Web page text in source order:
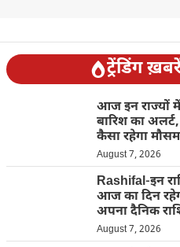
ट्रेंडिंग
आज इन राज्यों
बारिश का
कैसा रहेगा
August 7, 2026
Rashifal-इन
आज का दिन
अपना दैनिक
August 7, 2026